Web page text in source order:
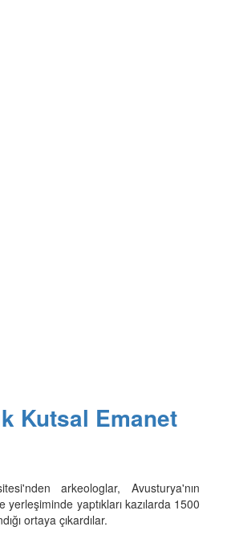
Kutsal Emanet
arkeologlar, Avusturya'nın
yaptıkları kazılarda 1500
ortaya çıkardılar.